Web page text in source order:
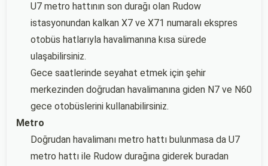
U7 metro hattının son durağı olan Rudow
istasyonundan kalkan X7 ve X71 numaralı ekspres
otobüs hatlarıyla havalimanına kısa sürede
ulaşabilirsiniz.
Gece saatlerinde seyahat etmek için şehir
merkezinden doğrudan havalimanına giden N7 ve N60
gece otobüslerini kullanabilirsiniz.
Metro
Doğrudan havalimanı metro hattı bulunmasa da U7
metro hattı ile Rudow durağına giderek buradan